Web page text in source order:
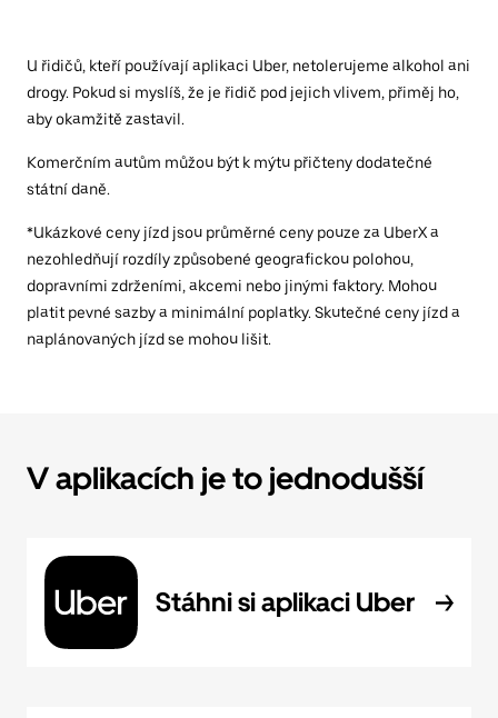
U řidičů, kteří používají aplikaci Uber, netolerujeme alkohol ani
drogy. Pokud si myslíš, že je řidič pod jejich vlivem, přiměj ho,
aby okamžitě zastavil.
Komerčním autům můžou být k mýtu přičteny dodatečné
státní daně.
*Ukázkové ceny jízd jsou průměrné ceny pouze za UberX a
nezohledňují rozdíly způsobené geografickou polohou,
dopravními zdrženími, akcemi nebo jinými faktory. Mohou
platit pevné sazby a minimální poplatky. Skutečné ceny jízd a
naplánovaných jízd se mohou lišit.
V aplikacích je to jednodušší
Stáhni si aplikaci Uber